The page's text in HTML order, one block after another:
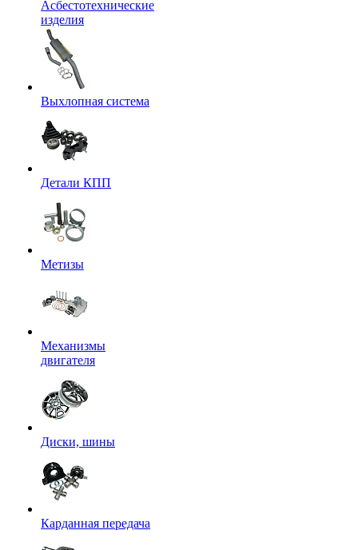
Асбестотехнические
изделия
Выхлопная система
Детали КПП
Метизы
Механизмы
двигателя
Диски, шины
Карданная передача